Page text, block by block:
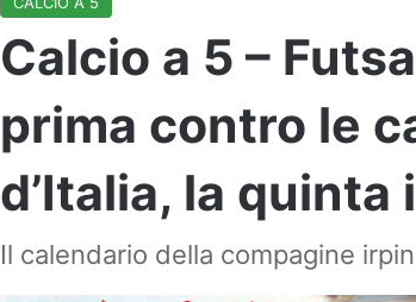
Calcio a 5 –
prima contro le
d’Italia, la
Il calendario della compagine